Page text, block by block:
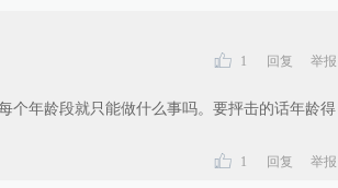
1 回复 举报
个年龄段就只能做什么事吗。要抨击的话年龄得
1 回复 举报